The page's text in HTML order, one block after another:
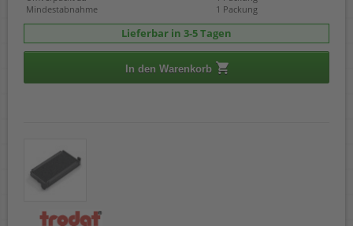
Mindestabnahme
1 Packung
Lieferbar in 3-5 Tagen
In den Warenkorb